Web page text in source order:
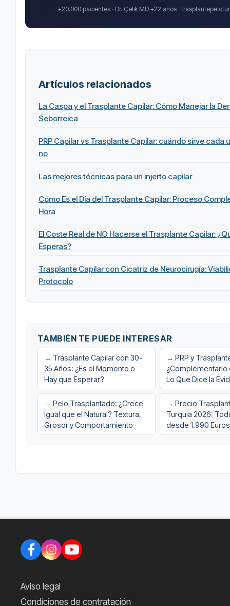
+20.000 pacientes · Dr. Çelik MD +22 años ·
Artículos relacionados
La Caspa y el Trasplante Capilar: Cómo Manejar la
Seborreica
PRP Capilar vs Trasplante Capilar: cuándo sirve cada
no
Las mejores técnicas para un injerto capilar
Cómo Es el Día del Trasplante Capilar: Proceso
Hora
El Coste Real de NO Hacerse el Trasplante Capilar:
Esperas?
Trasplante Capilar con Cicatriz de Neurocirugía:
Protocolo
TAMBIÉN TE PUEDE INTERESAR
→ Trasplante Capilar con 30-
35 Años: ¿Es el Momento o
Hay que Esperar?
→ PRP y
¿Complementario
Lo Que Dice la
→ Pelo Trasplantado: ¿Crece
Igual que el Natural? Textura,
Grosor y Comportamiento
→ Precio
Turquia 2026:
desde 1.990 Euros
Aviso legal
Condiciones de contratación